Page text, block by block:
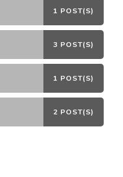
1 POST(S)
3 POST(S)
1 POST(S)
2 POST(S)